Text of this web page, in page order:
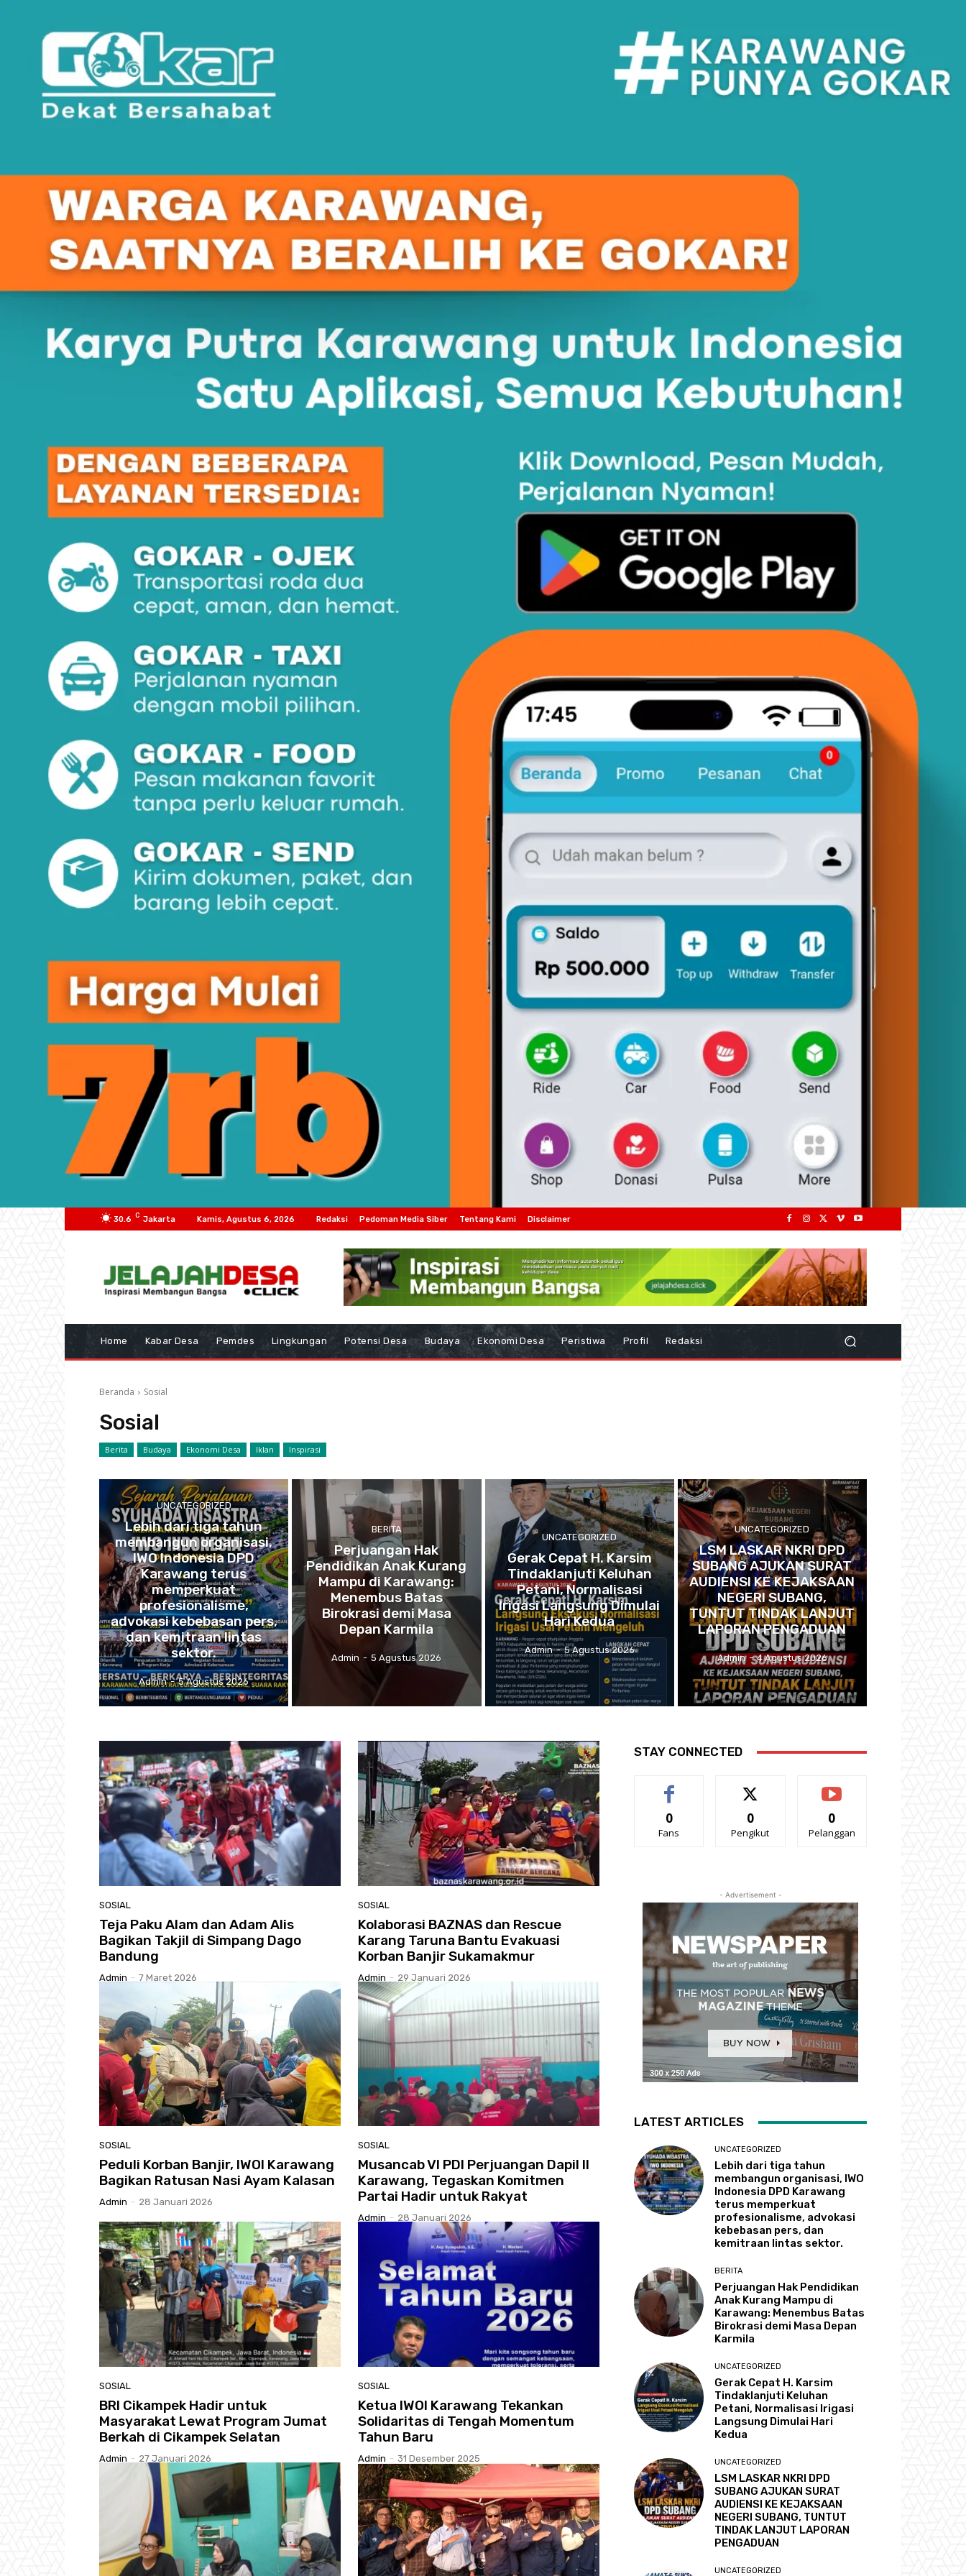
30.6 C Jakarta Kamis, Agustus 6, 2026 Redaksi Pedoman Media Siber Tentang Kami Disclaimer
Home Kabar Desa Pemdes Lingkungan Potensi Desa Budaya Ekonomi Desa Peristiwa Profil Redaksi
Beranda Sosial
Sosial
Berita Budaya Ekonomi Desa Iklan Inspirasi
UNCATEGORIZED
Lebih dari tiga tahun
membangun organisasi,
IWO Indonesia DPD
Karawang terus
memperkuat
profesionalisme,
advokasi kebebasan pers,
dan kemitraan lintas
sektor.
Admin - 5 Agustus 2026
BERITA
Perjuangan Hak
Pendidikan Anak Kurang
Mampu di Karawang:
Menembus Batas
Birokrasi demi Masa
Depan Karmila
Admin - 5 Agustus 2026
UNCATEGORIZED
Gerak Cepat H. Karsim
Tindaklanjuti Keluhan
Petani, Normalisasi
Irigasi Langsung Dimulai
Hari Kedua
Admin - 5 Agustus 2026
UNCATEGORIZED
LSM LASKAR NKRI DPD
SUBANG AJUKAN SURAT
AUDIENSI KE KEJAKSAAN
NEGERI SUBANG,
TUNTUT TINDAK LANJUT
LAPORAN PENGADUAN
Admin - 4 Agustus 2026
SOSIAL
Teja Paku Alam dan Adam Alis
Bagikan Takjil di Simpang Dago
Bandung
Admin - 7 Maret 2026
SOSIAL
Kolaborasi BAZNAS dan Rescue
Karang Taruna Bantu Evakuasi
Korban Banjir Sukamakmur
Admin - 29 Januari 2026
SOSIAL
Peduli Korban Banjir, IWOI Karawang
Bagikan Ratusan Nasi Ayam Kalasan
Admin - 28 Januari 2026
SOSIAL
Musancab VI PDI Perjuangan Dapil II
Karawang, Tegaskan Komitmen
Partai Hadir untuk Rakyat
Admin - 28 Januari 2026
SOSIAL
BRI Cikampek Hadir untuk
Masyarakat Lewat Program Jumat
Berkah di Cikampek Selatan
Admin - 27 Januari 2026
SOSIAL
Ketua IWOI Karawang Tekankan
Solidaritas di Tengah Momentum
Tahun Baru
Admin - 31 Desember 2025
STAY CONNECTED
0
Fans
0
Pengikut
0
Pelanggan
- Advertisement -
LATEST ARTICLES
UNCATEGORIZED
Lebih dari tiga tahun
membangun organisasi, IWO
Indonesia DPD Karawang
terus memperkuat
profesionalisme, advokasi
kebebasan pers, dan
kemitraan lintas sektor.
BERITA
Perjuangan Hak Pendidikan
Anak Kurang Mampu di
Karawang: Menembus Batas
Birokrasi demi Masa Depan
Karmila
UNCATEGORIZED
Gerak Cepat H. Karsim
Tindaklanjuti Keluhan
Petani, Normalisasi Irigasi
Langsung Dimulai Hari
Kedua
UNCATEGORIZED
LSM LASKAR NKRI DPD
SUBANG AJUKAN SURAT
AUDIENSI KE KEJAKSAAN
NEGERI SUBANG, TUNTUT
TINDAK LANJUT LAPORAN
PENGADUAN
UNCATEGORIZED